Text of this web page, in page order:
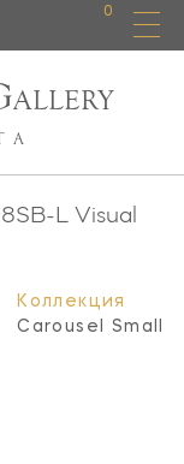
0
ALLERY
L
Visual
Коллекция
Carousel Small